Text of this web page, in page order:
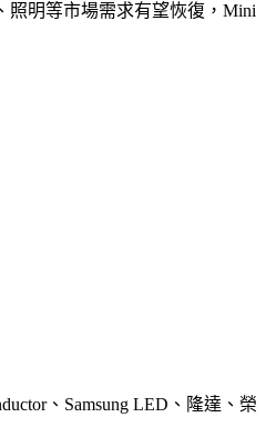
照明等市場需求有望恢復，Mini
、Samsung LED、隆達、榮